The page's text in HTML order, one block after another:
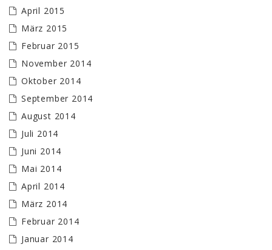
April 2015
März 2015
Februar 2015
November 2014
Oktober 2014
September 2014
August 2014
Juli 2014
Juni 2014
Mai 2014
April 2014
März 2014
Februar 2014
Januar 2014